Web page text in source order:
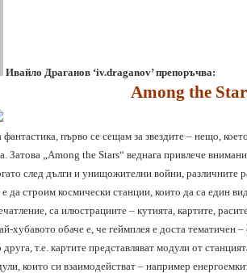
Ивайло Драганов ‘iv.draganov’ препоръчва:
Among the
фантастика, първо се сещам за звездите – нещо,
Затова „Among the Stars“ веднага привлече
след дълги и унищожителни войни, различните
е да строим космически станции, които да са един
са илюстрациите – кутията, картите,
хубавото обаче е, че геймплея е доста тематичен
т.е. картите представляват модули от
които си взаимодействат – например